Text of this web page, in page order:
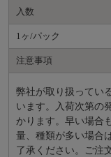
入数
1ヶ/パック
注意事項
弊社が取り扱ってい
います。入荷次第の
かります。早い場合
量、種類が多い場合
了承ください。ご注